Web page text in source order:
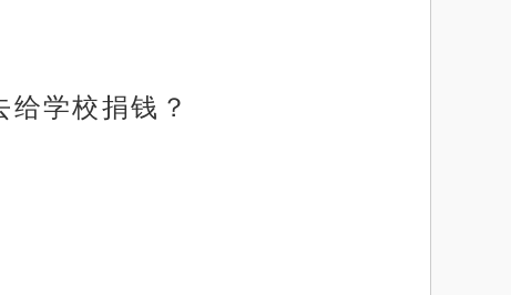
学校捐钱？